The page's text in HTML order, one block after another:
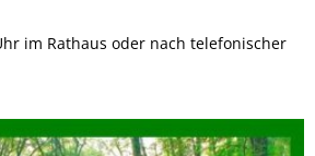
im Rathaus oder nach telefonischer